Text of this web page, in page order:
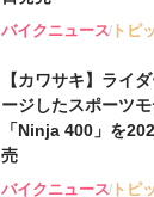
バイクニューストピ
【カワサキ】ライ
ージしたスポーツ
「Ninja 400」を
売
バイクニューストピ